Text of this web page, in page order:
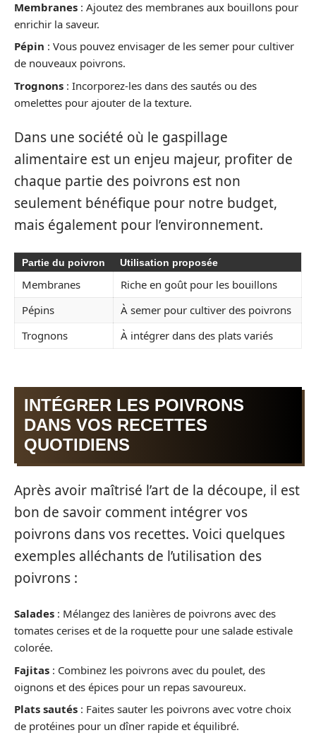
Membranes : Ajoutez des membranes aux bouillons pour
enrichir la saveur.
Pépin : Vous pouvez envisager de les semer pour cultiver
de nouveaux poivrons.
Trognons : Incorporez-les dans des sautés ou des
omelettes pour ajouter de la texture.
Dans une société où le gaspillage
alimentaire est un enjeu majeur, profiter de
chaque partie des poivrons est non
seulement bénéfique pour notre budget,
mais également pour l’environnement.
Partie du poivron Utilisation proposée
Membranes
Riche en goût pour les bouillons
Pépins
À semer pour cultiver des poivrons
Trognons
À intégrer dans des plats variés
INTÉGRER LES POIVRONS
DANS VOS RECETTES
QUOTIDIENS
Après avoir maîtrisé l’art de la découpe, il est
bon de savoir comment intégrer vos
poivrons dans vos recettes. Voici quelques
exemples alléchants de l’utilisation des
poivrons :
Salades : Mélangez des lanières de poivrons avec des
tomates cerises et de la roquette pour une salade estivale
colorée.
Fajitas : Combinez les poivrons avec du poulet, des
oignons et des épices pour un repas savoureux.
Plats sautés : Faites sauter les poivrons avec votre choix
de protéines pour un dîner rapide et équilibré.